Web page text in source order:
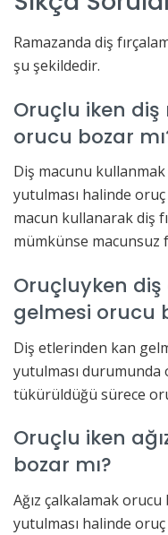
Ramazanda diş
şu şekildedir.
Oruçlu iken
orucu bozar
Diş macunu
yutulması halinde
macun kullanarak diş
mümkünse macunsuz
Oruçluyken
gelmesi orucu
Diş etlerinden kan
yutulması
tükürüldüğü sürece
Oruçlu iken
bozar mı?
Ağız çalkalamak orucu
yutulması halinde